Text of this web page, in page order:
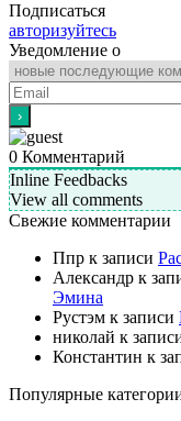
Подписаться
авторизуйтесь
Уведомление о
0 Комментарий
Inline Feedbacks
View all comments
Свежие комментарии
Ппр к записи
Александр к
Эмина
Рустэм к записи
николай к
Константин к
Популярные